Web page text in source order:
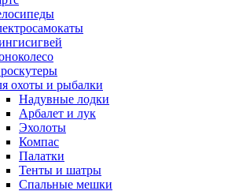
охоты и рыбалки
Надувные лодки
Арбалет и лук
Эхолоты
Компас
Палатки
Тенты и шатры
Спальные мешки